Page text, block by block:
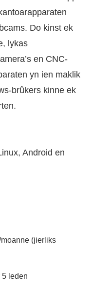
Do kinst ek
lykas
en CNC-
yn ien maklik
brûkers kinne ek
Android en
(jierliks
5 leden